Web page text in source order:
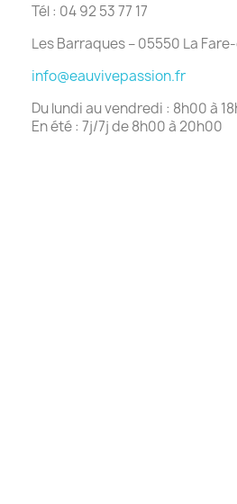
Tél : 04 92 53 77 17
Les Barraques – 05550 La
info@eauvivepassion.fr
Du lundi au vendredi : 8h00 à
En été : 7j/7j de 8h00 à 20h00